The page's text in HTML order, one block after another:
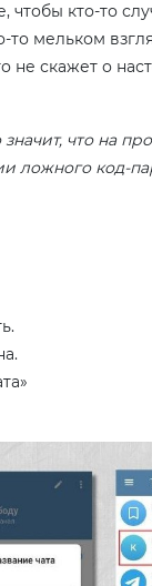
кто-то
мельком
не скажет о
что на
ложного код-